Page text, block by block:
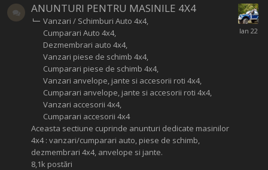
ANUNTURI PENTRU MASINILE 4X4
Vanzari / Schimburi Auto 4x4
Cumparari Auto 4x4
Dezmembrari auto 4x4
Vanzari piese de schimb 4x4
Cumparari piese de schimb 4x4
Vanzari anvelope, jante si accesorii roti 4x4
Cumparari anvelope, jante si accesorii roti 4x4
Vanzari accesorii 4x4
Cumparari accesorii 4x4
Aceasta sectiune cuprinde anunturi dedicate masinilor
4x4 : vanzari/cumparari auto, piese de schimb,
dezmembrari 4x4, anvelope si jante.
8,1k postări